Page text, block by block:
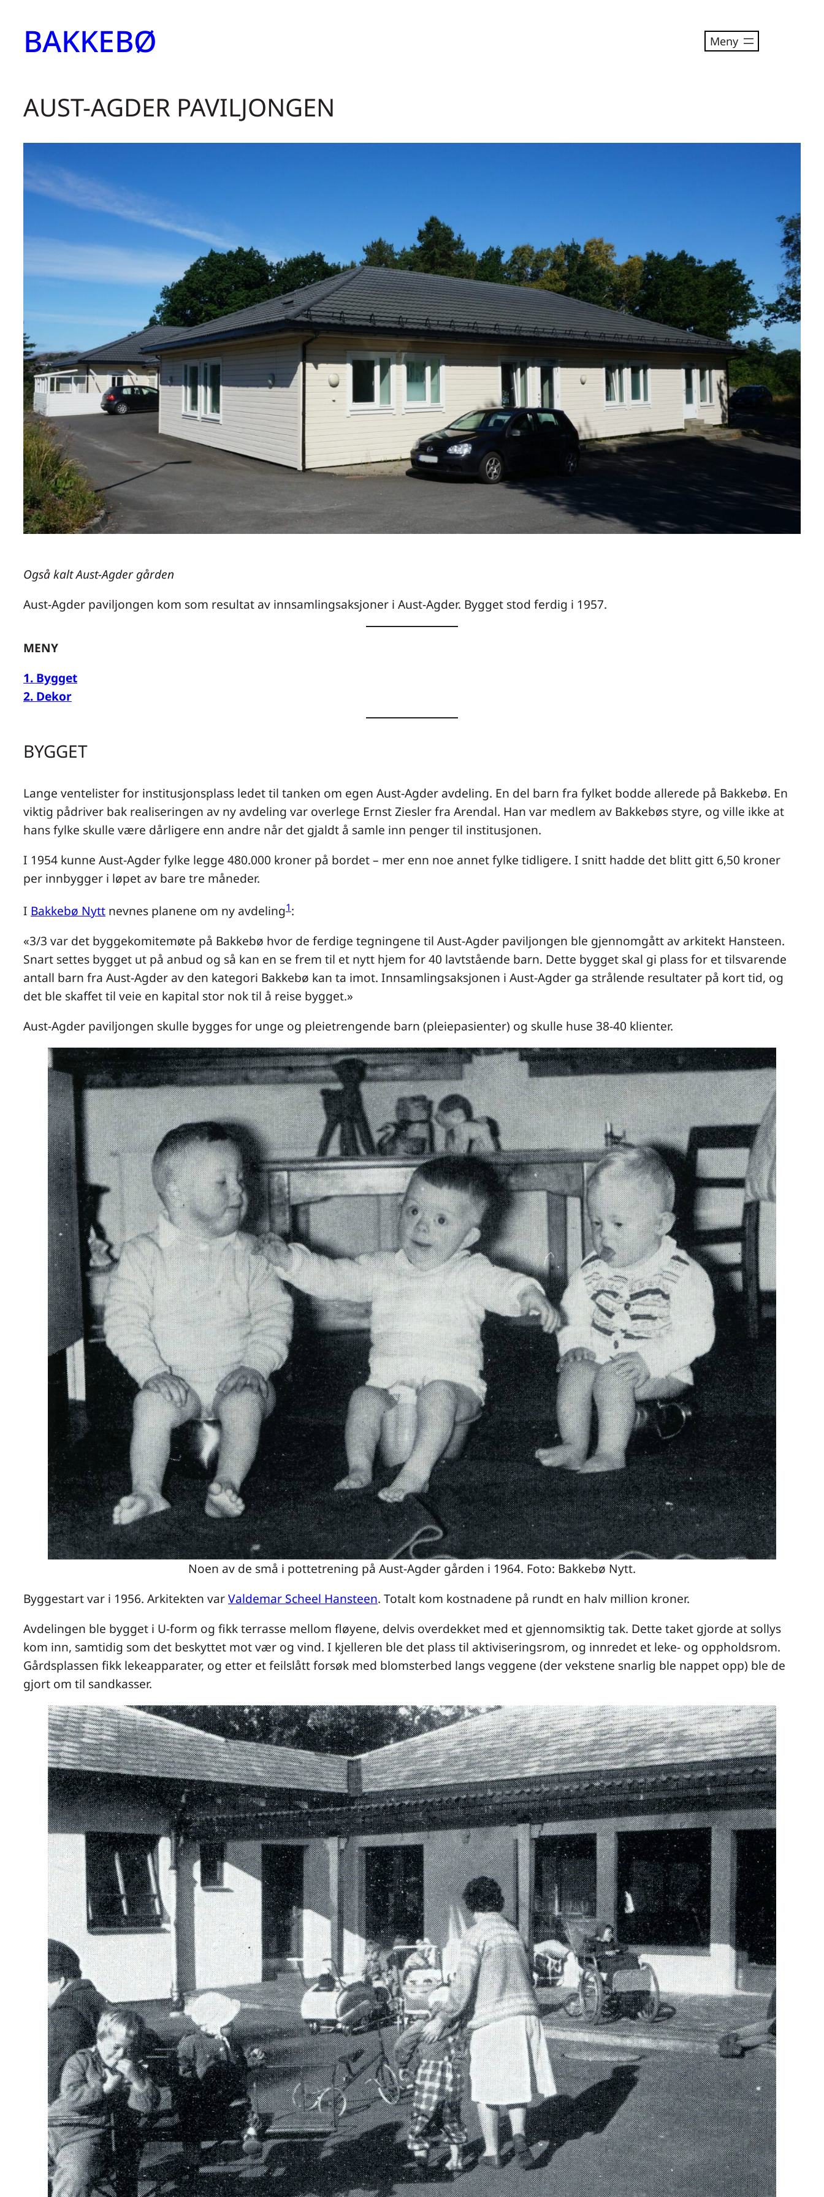
innhold
BAKKEBØ
AUST-AGDER PAVILJONGEN
Også kalt Aust-Agder gården
Aust-Agder paviljongen kom som resultat av innsamlingsaksjoner i Aust-Agder. Bygget stod ferdig i 1957.
MENY
1. Bygget
2. Dekor
BYGGET
Lange ventelister for institusjonsplass ledet til tanken om egen Aust-Agder avdeling. En del barn fra fylket bodde allerede på Bakkebø. En
viktig pådriver bak realiseringen av ny avdeling var overlege Ernst Ziesler fra Arendal. Han var medlem av Bakkebøs styre, og ville ikke at
hans fylke skulle være dårligere enn andre når det gjaldt å samle inn penger til institusjonen.
I 1954 kunne Aust-Agder fylke legge 480.000 kroner på bordet – mer enn noe annet fylke tidligere. I snitt hadde det blitt gitt 6,50 kroner
per innbygger i løpet av bare tre måneder.
I Bakkebø Nytt nevnes planene om ny avdeling1:
«3/3 var det byggekomitemøte på Bakkebø hvor de ferdige tegningene til Aust-Agder paviljongen ble gjennomgått av arkitekt Hansteen.
Snart settes bygget ut på anbud og så kan en se frem til et nytt hjem for 40 lavtstående barn. Dette bygget skal gi plass for et tilsvarende
antall barn fra Aust-Agder av den kategori Bakkebø kan ta imot. Innsamlingsaksjonen i Aust-Agder ga strålende resultater på kort tid, og
det ble skaffet til veie en kapital stor nok til å reise bygget.»
Aust-Agder paviljongen skulle bygges for unge og pleietrengende barn (pleiepasienter) og skulle huse 38-40 klienter.
Noen av de små i pottetrening på Aust-Agder gården i 1964. Foto: Bakkebø Nytt.
Byggestart var i 1956. Arkitekten varValdemar Scheel Hansteen. Totalt kom kostnadene på rundt en halv million kroner.
Avdelingen ble bygget i U-form og fikk terrasse mellom fløyene, delvis overdekket med et gjennomsiktig tak. Dette taket gjorde at sollys
kom inn, samtidig som det beskyttet mot vær og vind. I kjelleren ble det plass til aktiviseringsrom, og innredet et leke- og oppholdsrom.
Gårdsplassen fikk lekeapparater, og etter et feilslått forsøk med blomsterbed langs veggene (der vekstene snarlig ble nappet opp) ble de
gjort om til sandkasser.